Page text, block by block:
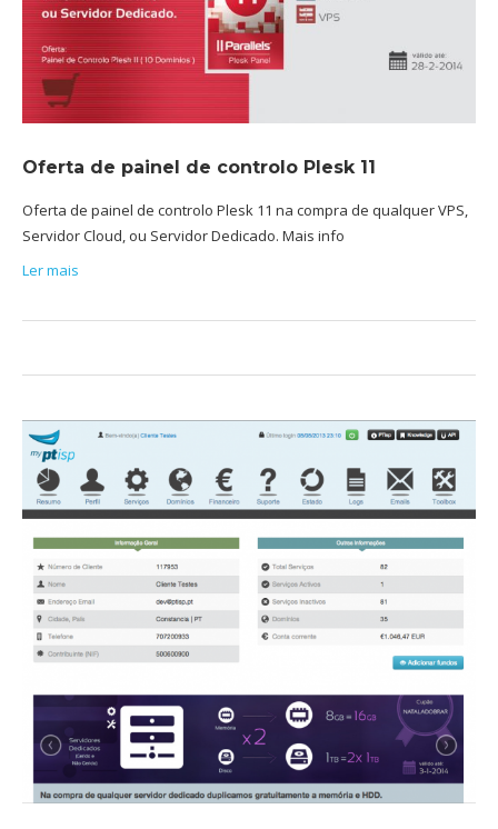
Oferta de painel de controlo Plesk 11
Oferta de painel de controlo Plesk 11 na compra de qualquer VPS,
Servidor Cloud, ou Servidor Dedicado. Mais info
Ler mais